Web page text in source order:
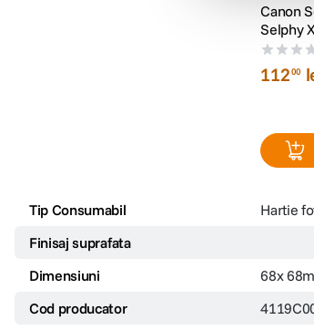
Canon
Selphy
11200
Tip Consumabil Hartie
Finisaj suprafata
Dimensiuni
68x
Cod producator